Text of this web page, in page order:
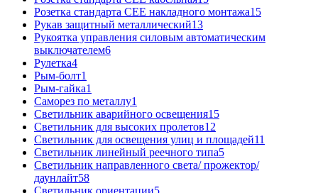
Розетка стандарта СЕЕ накладного монтажа15
Рукав защитный металлический13
Рукоятка управления силовым автоматическим
выключателем6
Рулетка4
Рым-болт1
Рым-гайка1
Саморез по металлу1
Светильник аварийного освещения15
Светильник для высоких пролетов12
Светильник для освещения улиц и площадей11
Светильник линейный реечного типа5
Светильник направленного света/ прожектор/
даунлайт58
Светильник ориентации5